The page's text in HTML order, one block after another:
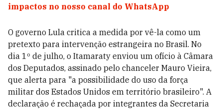
impactos no nosso canal do WhatsApp
O governo Lula critica a medida por vê-la como um
pretexto para intervenção estrangeira no Brasil. No
dia 1º de julho, o Itamaraty enviou um ofício à Câmara
dos Deputados, assinado pelo chanceler Mauro Vieira,
que alerta para "a possibilidade do uso da força
militar dos Estados Unidos em território brasileiro". A
declaração é rechaçada por integrantes da Secretaria